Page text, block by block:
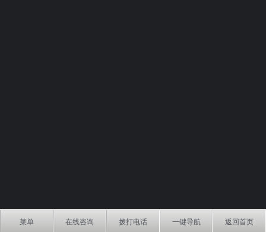
菜单 在线咨询 拨打电话 一键导航 返回首页